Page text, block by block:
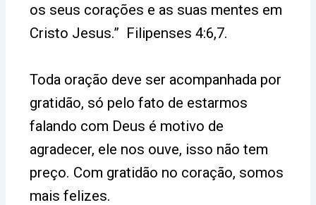
os seus corações e as suas mentes em
Cristo Jesus.” Filipenses 4:6,7.
Toda oração deve ser acompanhada por
gratidão, só pelo fato de estarmos
falando com Deus é motivo de
agradecer, ele nos ouve, isso não tem
preço. Com gratidão no coração, somos
mais felizes.